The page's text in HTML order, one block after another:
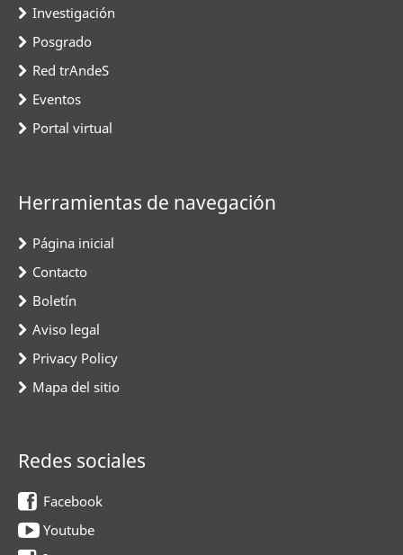
Investigación
Posgrado
Red trAndeS
Eventos
Portal virtual
Herramientas de navegación
Página inicial
Contacto
Boletín
Aviso legal
Privacy Policy
Mapa del sitio
Redes sociales
Facebook
Youtube